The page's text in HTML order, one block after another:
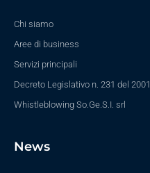
Chi siamo
Aree di business
Servizi principali
Decreto Legislativo n. 231 del 2001
Whistleblowing So.Ge.S.I. srl
News